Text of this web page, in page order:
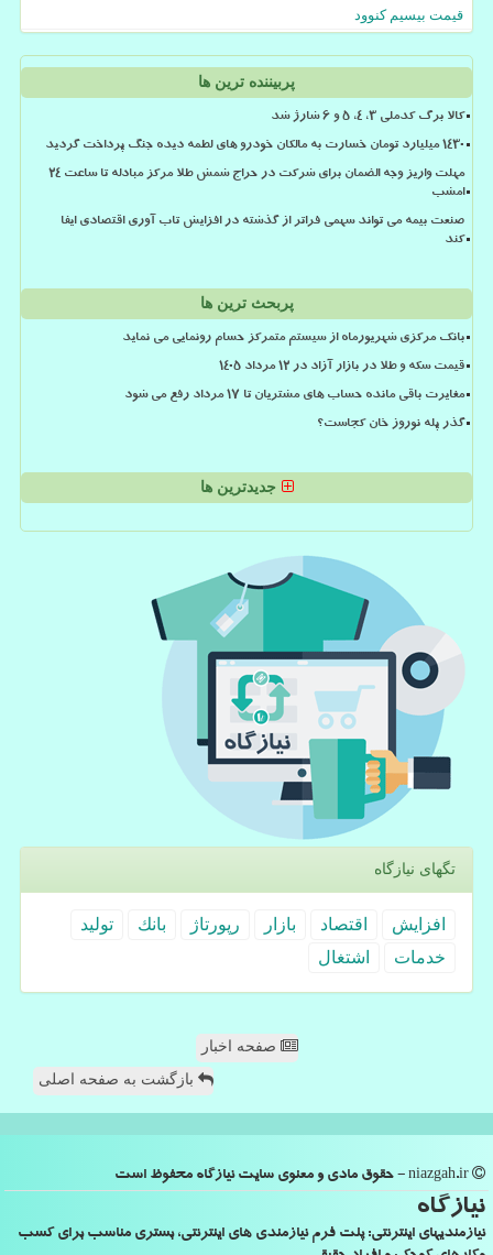
قیمت بیسیم کنوود
پربیننده ترین ها
کالا برگ کدملی 3، 4، 5 و 6 شارژ شد
۱۴۳۰ میلیارد تومان خسارت به مالکان خودرو های لطمه دیده جنگ پرداخت گردید
مهلت واریز وجه الضمان برای شرکت در حراج شمش طلا مرکز مبادله تا ساعت ۲۴
امشب
صنعت بیمه می تواند سهمی فراتر از گذشته در افزایش تاب آوری اقتصادی ایفا
کند
پربحث ترین ها
بانک مرکزی شهریورماه از سیستم متمرکز حسام رونمایی می نماید
قیمت سکه و طلا در بازار آزاد در ۱۲ مرداد ۱۴۰۵
مغایرت باقی مانده حساب های مشتریان تا 17 مرداد رفع می شود
گذر پله نوروز خان کجاست؟
جدیدترین ها
تگهای نیازگاه
افزایش اقتصاد بازار رپورتاژ بانك
تولید
خدمات
اشتغال
صفحه اخبار
بازگشت به صفحه اصلی
نیازگاه
نیازمندیهای اینترنتی: پلت فرم نیازمندی های اینترنتی، بستری مناسب برای کسب